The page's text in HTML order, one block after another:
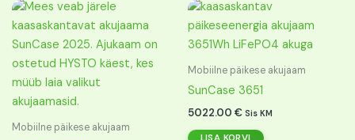
Mobiilne päikese akujaam
Mobiilne päikese akujaam
SunCase 3651
5022.00 € Sis KM